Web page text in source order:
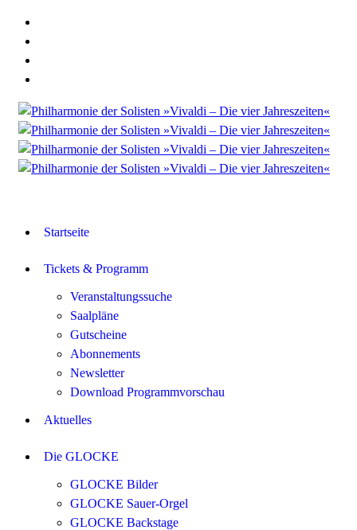
Startseite
Tickets & Programm
Veranstaltungssuche
Saalpläne
Gutscheine
Abonnements
Newsletter
Download Programmvorschau
Aktuelles
Die GLOCKE
GLOCKE Bilder
GLOCKE Sauer-Orgel
GLOCKE Backstage